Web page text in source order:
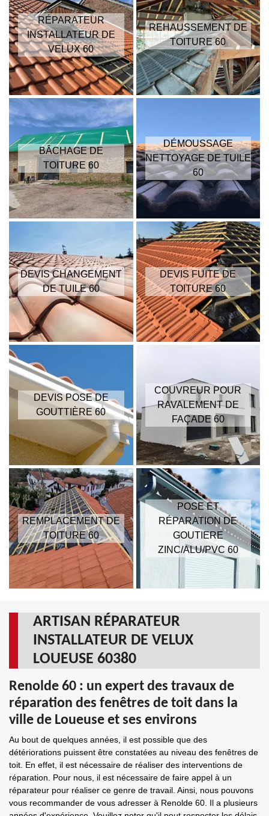
RÉPARATEUR
INSTALLATEUR DE
VELUX 60
REHAUSSEMENT DE
TOITURE 60
BÂCHAGE DE
TOITURE 60
DÉMOUSSAGE
NETTOYAGE DE TUILE
60
DEVIS CHANGEMENT
DE TUILE 60
DEVIS FUITE DE
TOITURE 60
DEVIS POSE DE
GOUTTIÈRE 60
COUVREUR POUR
RAVALEMENT DE
FAÇADE 60
REMPLACEMENT DE
TOITURE 60
POSE ET
RÉPARATION DE
GOUTIERE
ZINC/ALU/PVC 60
ARTISAN RÉPARATEUR
INSTALLATEUR DE VELUX
LOUEUSE 60380
Renolde 60 : un expert des travaux de
réparation des fenêtres de toit dans la
ville de Loueuse et ses environs
Au bout de quelques années, il est possible que des
détériorations puissent être constatées au niveau des fenêtres de
toit. En effet, il est nécessaire de réaliser des interventions de
réparation. Pour nous, il est nécessaire de faire appel à un
réparateur pour réaliser ce genre de travail. Ainsi, nous pouvons
vous recommander de vous adresser à Renolde 60. Il a plusieurs